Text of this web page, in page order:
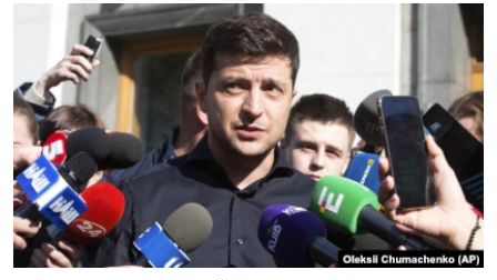
ІНТЕРВ'Ю
ВСЕ ЗА ДЕНЬ
СПЕЦПРОЕКТИ
ДЕПОРТАЦІЯ
ВІДЕОУРОКИ «ELIFBE»
СВІДЧЕННЯ ОКУПАЦІЇ
УКРАЇНСЬКА ПРОБЛЕМА КРИМУ
ЯК ОБІЙТИ БЛОКУВАННЯ
Русский
Qırımtatar